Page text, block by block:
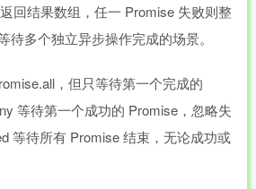
回结果数组，任一 Promise 失败则整
待多个独立异步操作完成的场景。
，但只等待第一个完成的
等待第一个成功的 Promise，忽略失
等待所有 Promise 结束，无论成功或